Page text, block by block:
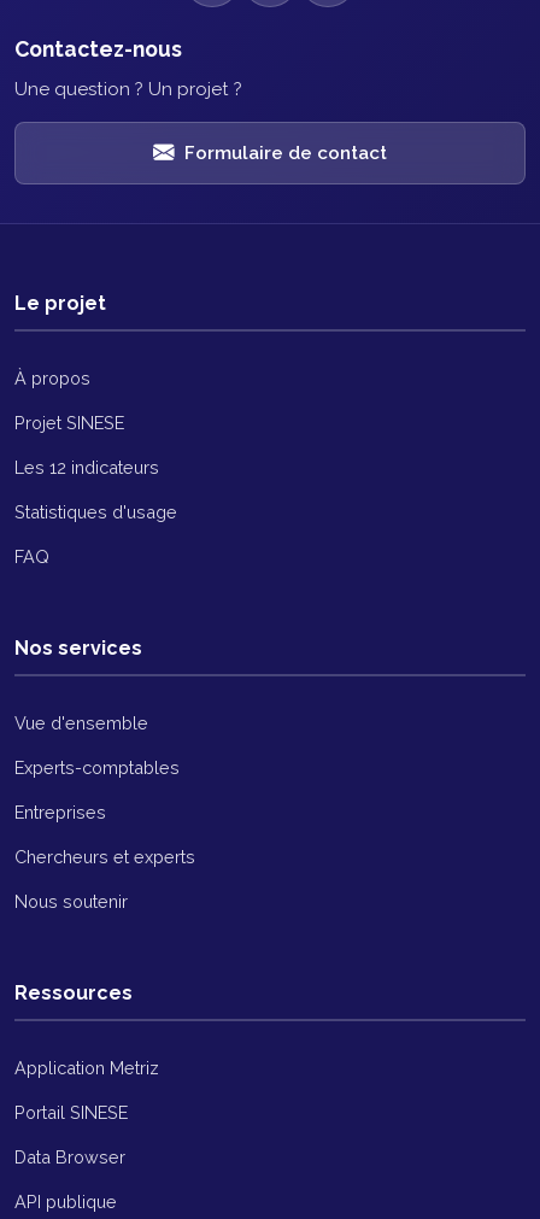
Contactez-nous
Une question ? Un projet ?
Formulaire de contact
Le projet
À propos
Projet SINESE
Les 12 indicateurs
Statistiques d'usage
FAQ
Nos services
Vue d'ensemble
Experts-comptables
Entreprises
Chercheurs et experts
Nous soutenir
Ressources
Application Metriz
Portail SINESE
Data Browser
API publique